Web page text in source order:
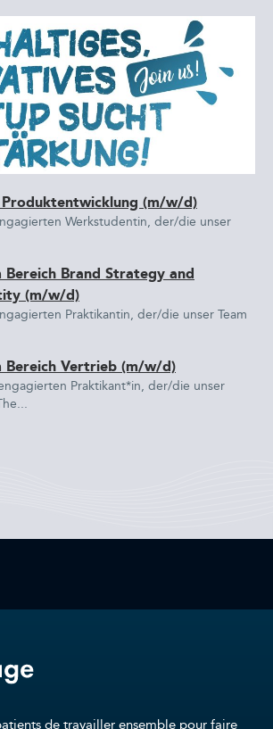
(m/w/d)
Werkstudentin, der/die unser
Brand Strategy and
(m/w/d)
Praktikantin, der/die unser Team
Bereich Vertrieb (m/w/d)
Praktikant*in, der/die unser
de travailler ensemble pour faire